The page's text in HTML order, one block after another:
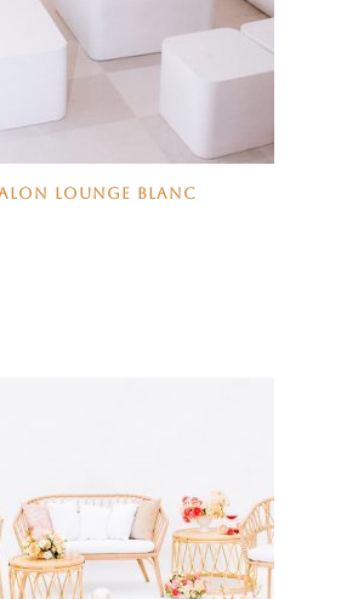
LOUNGE BLANC